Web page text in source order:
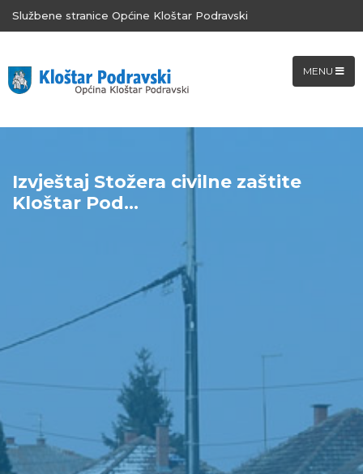
Službene stranice Općine Kloštar Podravski
MENU
Izvještaj Stožera civilne zaštite
Kloštar Pod...